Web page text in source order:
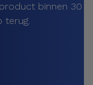
binnen 30
terug.